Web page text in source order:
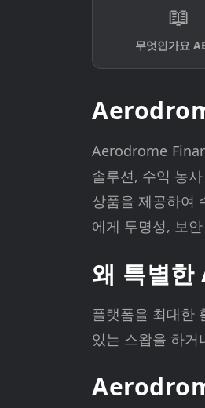
📖
무엇인가요
Aerodrome
솔루션, 수익 농
상품을 제공하여
에게 투명성, 보
왜 특별
플랫폼을 최대한
있는 스왑을 하